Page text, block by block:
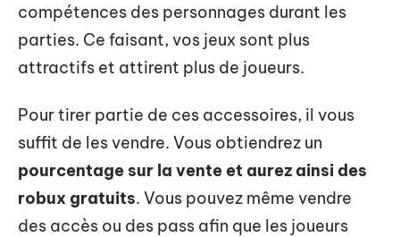
compétences des personnages durant les
parties. Ce faisant, vos jeux sont plus
attractifs et attirent plus de joueurs.
Pour tirer partie de ces accessoires, il vous
suffit de les vendre. Vous obtiendrez un
pourcentage sur la vente et aurez ainsi des
robux gratuits. Vous pouvez même vendre
des accès ou des pass afin que les joueurs